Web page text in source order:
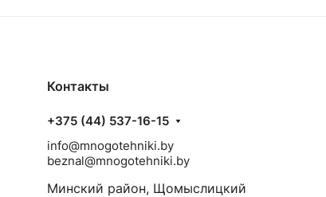
Контакты
+375 (44) 537-16-15
info@mnogotehniki.by
beznal@mnogotehniki.by
Минский район, Щомыслицкий